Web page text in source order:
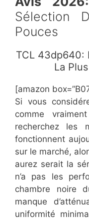
Sélection
Pouces
TCL 43dp640:
La
[amazon
Si vous
comme
recherchez les
fonctionnent
sur le marché,
aurez serait la
n’a pas les
chambre noire
manque
uniformité